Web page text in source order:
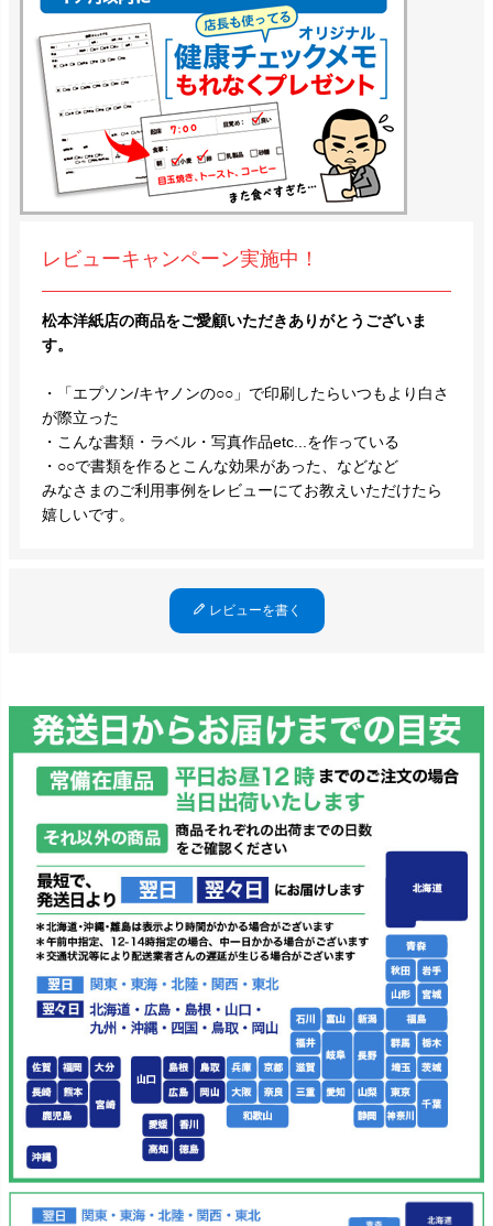
レビューキャンペーン実施中！
松本洋紙店の商品をご愛顧いただきありがとうございま
す。
・「エプソン/キヤノンの○○」で印刷したらいつもより白さ
が際立った
・こんな書類・ラベル・写真作品etc...を作っている
・○○で書類を作るとこんな効果があった、などなど
みなさまのご利用事例をレビューにてお教えいただけたら
嬉しいです。
レビューを書く